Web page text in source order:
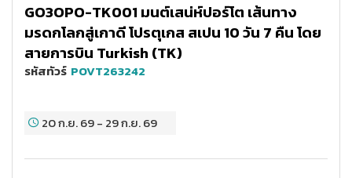
GO3OPO-TK001 มนต์เสน่ห์ปอร์โต เส้นทาง
มรดกโลกสู่เกาดี โปรตุเกส สเปน 10 วัน 7 คืน โดย
สายการบิน Turkish (TK)
รหัสทัวร์ POVT263242
20 ก.ย. 69- 29 ก.ย. 69